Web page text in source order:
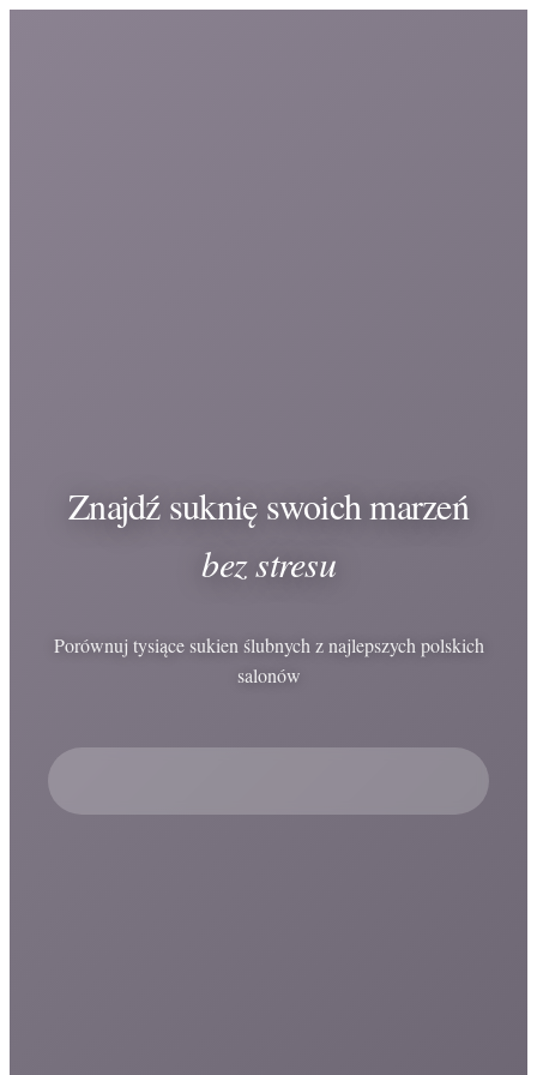
Znajdź suknię swoich marzeń
bez stresu
Porównuj tysiące sukien ślubnych z najlepszych polskich
salonów